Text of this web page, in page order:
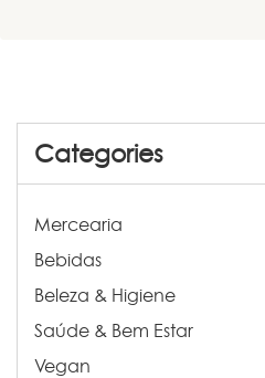
Categories
Mercearia
Bebidas
Beleza & Higiene
Saúde & Bem Estar
Vegan